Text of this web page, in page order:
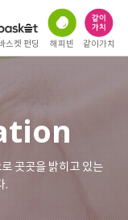
스켓 펀딩 해피빈 같이가치
곳곳을밝히고 있는
.